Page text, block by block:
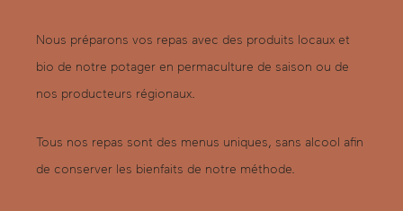
Nous préparons vos repas avec des produits locaux et
bio de notre potager en permaculture de saison ou de
nos producteurs régionaux.
Tous nos repas sont des menus uniques, sans alcool afin
de conserver les bienfaits de notre méthode.